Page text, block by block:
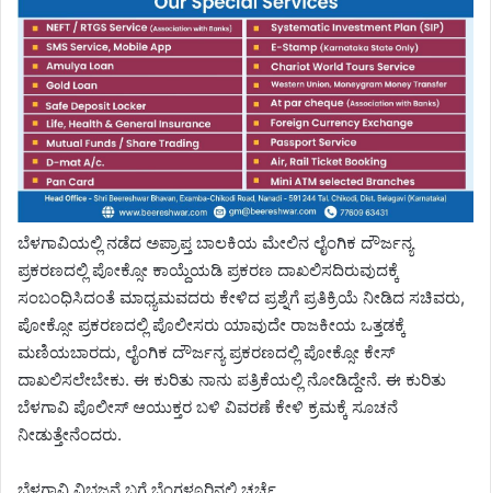
ಬೆಳಗಾವಿಯಲ್ಲಿ ನಡೆದ ಅಪ್ರಾಪ್ತ ಬಾಲಕಿಯ ಮೇಲಿನ ಲೈಂಗಿಕ ದೌರ್ಜನ್ಯ
ಪ್ರಕರಣದಲ್ಲಿ ಪೋಕ್ಸೋ ಕಾಯ್ದೆಯಡಿ ಪ್ರಕರಣ ದಾಖಲಿಸದಿರುವುದಕ್ಕೆ
ಸಂಬಂಧಿಸಿದಂತೆ ಮಾಧ್ಯಮವದರು ಕೇಳಿದ ಪ್ರಶ್ನೆಗೆ ಪ್ರತಿಕ್ರಿಯೆ ನೀಡಿದ ಸಚಿವರು,
ಪೋಕ್ಸೋ ಪ್ರಕರಣದಲ್ಲಿ ಪೊಲೀಸರು ಯಾವುದೇ ರಾಜಕೀಯ ಒತ್ತಡಕ್ಕೆ
ಮಣಿಯಬಾರದು, ಲೈಂಗಿಕ ದೌರ್ಜನ್ಯ ಪ್ರಕರಣದಲ್ಲಿ ಪೋಕ್ಸೋ ಕೇಸ್‌
ದಾಖಲಿಸಲೇಬೇಕು. ಈ ಕುರಿತು ನಾನು ಪತ್ರಿಕೆಯಲ್ಲಿ ನೋಡಿದ್ದೇನೆ. ಈ ಕುರಿತು
ಬೆಳಗಾವಿ ಪೊಲೀಸ್‌ ಆಯುಕ್ತರ ಬಳಿ ವಿವರಣೆ ಕೇಳಿ ಕ್ರಮಕ್ಕೆ ಸೂಚನೆ
ನೀಡುತ್ತೇನೆಂದರು.